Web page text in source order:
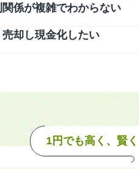
係が複雑でわからない
却し現金化したい
1円でも高く、賢く